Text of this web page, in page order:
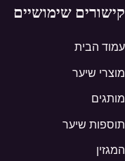
קישורים שימושיים
עמוד הבית
מוצרי שיער
מותגים
תוספות שיער
המגזין